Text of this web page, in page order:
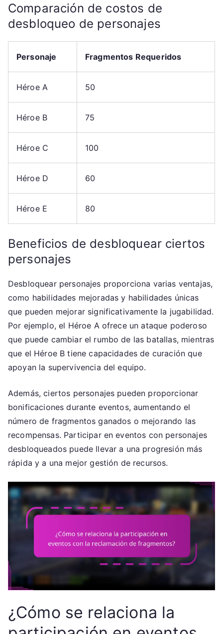
Comparación de costos de
desbloqueo de personajes
Personaje Fragmentos Requeridos
Héroe A 50
Héroe B 75
Héroe C 100
Héroe D 60
Héroe E 80
Beneficios de desbloquear ciertos
personajes
Desbloquear personajes proporciona varias ventajas,
como habilidades mejoradas y habilidades únicas
que pueden mejorar significativamente la jugabilidad.
Por ejemplo, el Héroe A ofrece un ataque poderoso
que puede cambiar el rumbo de las batallas, mientras
que el Héroe B tiene capacidades de curación que
apoyan la supervivencia del equipo.
Además, ciertos personajes pueden proporcionar
bonificaciones durante eventos, aumentando el
número de fragmentos ganados o mejorando las
recompensas. Participar en eventos con personajes
desbloqueados puede llevar a una progresión más
rápida y a una mejor gestión de recursos.
¿Cómo se relaciona la